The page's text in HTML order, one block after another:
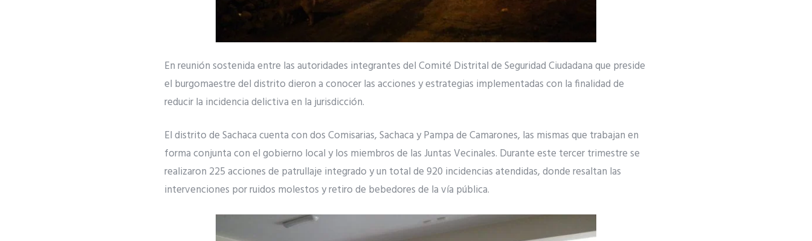
En reunión sostenida entre las autoridades integrantes del Comité Distrital de Seguridad Ciudadana que preside
el burgomaestre del distrito dieron a conocer las acciones y estrategias implementadas con la finalidad de
reducir la incidencia delictiva en la jurisdicción.
El distrito de Sachaca cuenta con dos Comisarias, Sachaca y Pampa de Camarones, las mismas que trabajan en
forma conjunta con el gobierno local y los miembros de las Juntas Vecinales. Durante este tercer trimestre se
realizaron 225 acciones de patrullaje integrado y un total de 920 incidencias atendidas, donde resaltan las
intervenciones por ruidos molestos y retiro de bebedores de la vía pública.